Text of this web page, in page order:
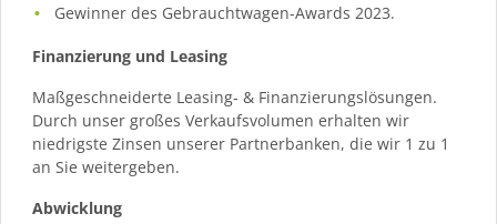
Gewinner des Gebrauchtwagen-Awards 2023.
Finanzierung und Leasing
Maßgeschneiderte Leasing- & Finanzierungslösungen.
Durch unser großes Verkaufsvolumen erhalten wir
niedrigste Zinsen unserer Partnerbanken, die wir 1 zu 1
an Sie weitergeben.
Abwicklung